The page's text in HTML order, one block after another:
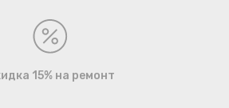
15% на ремонт